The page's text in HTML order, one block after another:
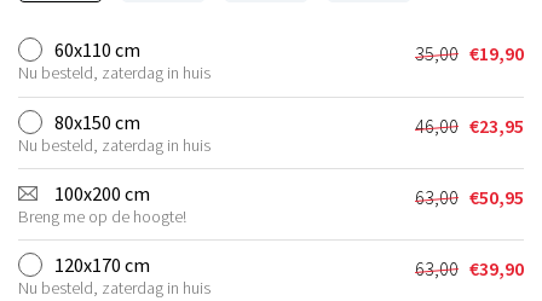
60x110 cm
Nu besteld, zaterdag in huis
35,00
prijs
was:
€35,00.
€19,90
Huidige
prijs
is:
€19,90.
80x150 cm
Nu besteld, zaterdag in huis
46,00
prijs
was:
€46,00.
€23,95
Huidige
prijs
is:
€23,95.
100x200 cm
Breng me op de hoogte!
63,00
prijs
was:
€63,00.
€50,95
Huidige
prijs
is:
€50,95.
120x170 cm
Nu besteld, zaterdag in huis
63,00 €39,90
Huidige